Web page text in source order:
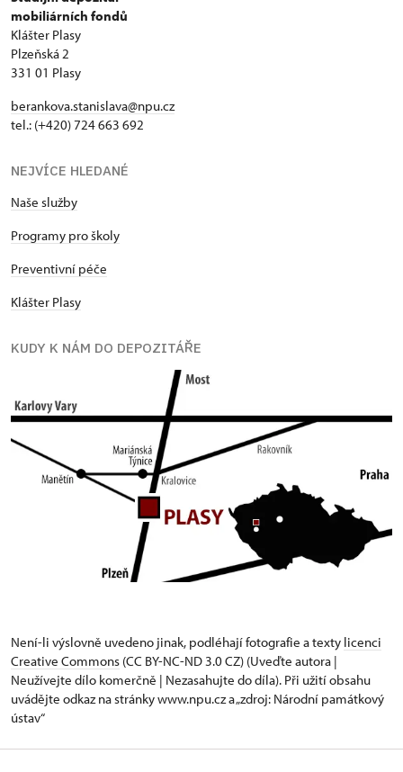
mobiliárních fondů
Klášter Plasy
Plzeňská 2
331 01 Plasy
berankova.stanislava@npu.cz
tel.: (+420) 724 663 692
NEJVÍCE HLEDANÉ
Naše služby
Programy pro školy
Preventivní péče
Klášter Plasy
KUDY K NÁM DO DEPOZITÁŘE
Není-li výslovně uvedeno jinak, podléhají fotografie a texty licenci
Creative Commons (CC BY-NC-ND 3.0 CZ) (Uveďte autora |
Neužívejte dílo komerčně | Nezasahujte do díla). Při užití obsahu
uvádějte odkaz na stránky www.npu.cz a „zdroj: Národní památkový
ústav“